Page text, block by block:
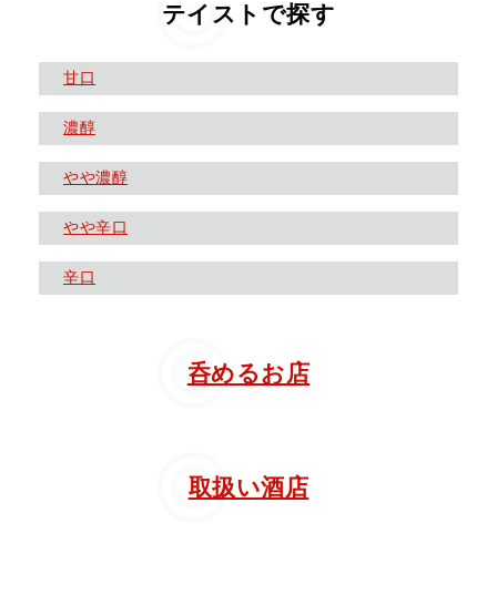
テイストで探す
甘口
濃醇
やや濃醇
やや辛口
辛口
呑めるお店
取扱い酒店